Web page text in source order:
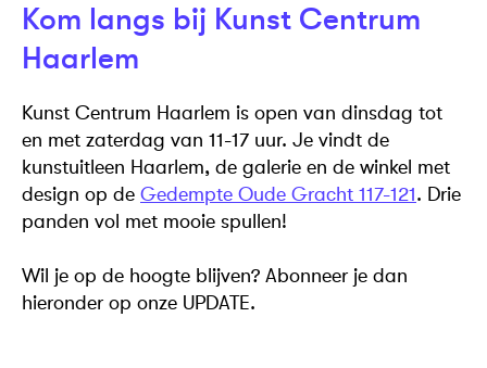
Kom langs bij Kunst Centrum
Haarlem
Kunst Centrum Haarlem is open van dinsdag tot
en met zaterdag van 11-17 uur. Je vindt de
kunstuitleen Haarlem, de galerie en de winkel met
design op de Gedempte Oude Gracht 117-121. Drie
panden vol met mooie spullen!
Wil je op de hoogte blijven? Abonneer je dan
hieronder op onze UPDATE.